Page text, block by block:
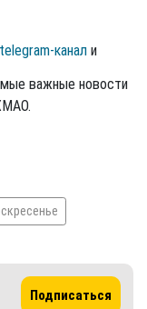
telegram-канал и
важные новости
Подписаться